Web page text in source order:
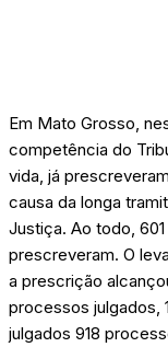
Em Mato Grosso,
competência do
vida, já
causa da longa
Justiça. Ao todo,
prescreveram. O
a prescrição
processos julgados,
julgados 918